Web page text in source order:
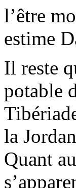
l’être
estime
Il reste
potable
la
Quant